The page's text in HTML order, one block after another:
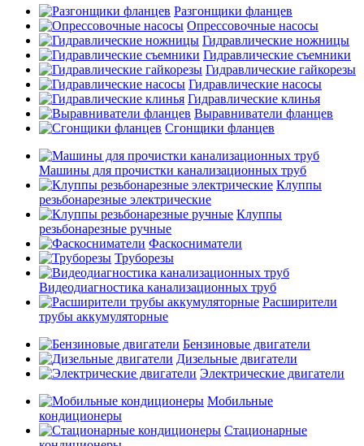
Разгонщики фланцев
Опрессовочные насосы
Гидравлические ножницы
Гидравлические съемники
Гидравлические гайкорезы
Гидравлические насосы
Гидравлические клинья
Выравниватели фланцев
Сгонщики фланцев
Машины для прочистки канализационных труб
Клуппы
резьбонарезные электрические
Клуппы
резьбонарезные ручные
Фаскосниматели
Труборезы
Видеодиагностика канализационных труб
Расширители
трубы аккумуляторные
Бензиновые двигатели
Дизельные двигатели
Электрические двигатели
Мобильные
кондиционеры
Стационарные